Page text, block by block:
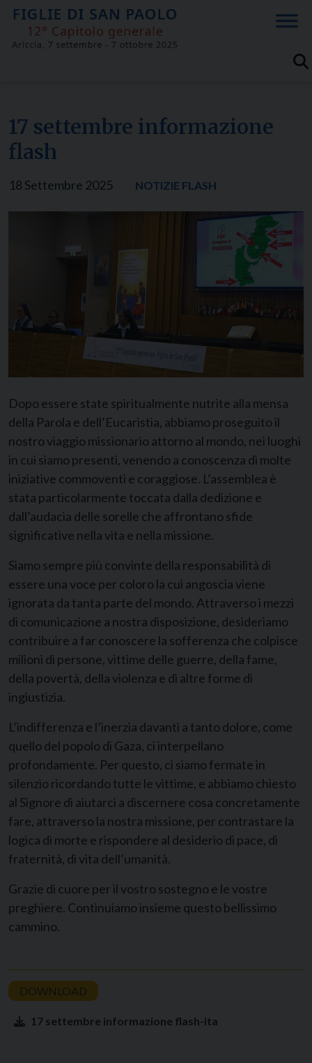
Skip
content
17 settembre informazione
flash
18 Settembre 2025 NOTIZIE FLASH
Dopo essere state spiritualmente nutrite alla mensa
della Parola e dell’Eucaristia, abbiamo proseguito il
nostro viaggio missionario attorno al mondo, nei luoghi
in cui siamo presenti, venendo a conoscenza di molte
iniziative commoventi e coraggiose. L’assemblea è
stata particolarmente toccata dalla dedizione e
dall’audacia delle sorelle che affrontano sfide
significative nella vita e nella missione.
Siamo sempre più convinte della responsabilità di
essere una voce per coloro la cui angoscia viene
ignorata da tanta parte del mondo. Attraverso i mezzi
di comunicazione a nostra disposizione, desideriamo
contribuire a far conoscere la sofferenza che colpisce
milioni di persone, vittime delle guerre, della fame,
della povertà, della violenza e di altre forme di
ingiustizia.
L’indifferenza e l’inerzia davanti a tanto dolore, come
quello del popolo di Gaza, ci interpellano
profondamente. Per questo, ci siamo fermate in
silenzio ricordando tutte le vittime, e abbiamo chiesto
al Signore di aiutarci a discernere cosa concretamente
fare, attraverso la nostra missione, per contrastare la
logica di morte e rispondere al desiderio di pace, di
fraternità, di vita dell’umanità.
Grazie di cuore per il vostro sostegno e le vostre
preghiere. Continuiamo insieme questo bellissimo
cammino.
17 settembre informazione flash-ita